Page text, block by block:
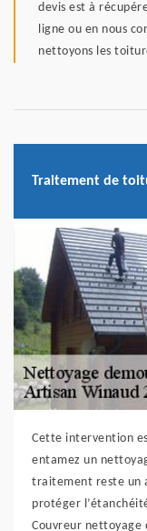
devis est à
ligne ou en nous
nettoyons les
Traitement de
Cette intervention
entamez un
traitement reste un
protéger
Couvreur nettoyage